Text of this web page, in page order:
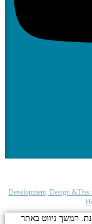
Development, Design &
המשך ניווט באתר